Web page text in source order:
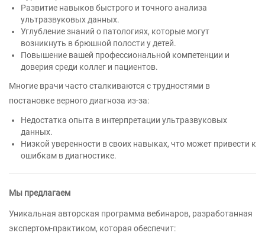
Развитие навыков быстрого и точного анализа
ультразвуковых данных.
Углубление знаний о патологиях, которые могут
возникнуть в брюшной полости у детей.
Повышение вашей профессиональной компетенции и
доверия среди коллег и пациентов.
Многие врачи часто сталкиваются с трудностями в
постановке верного диагноза из-за:
Недостатка опыта в интерпретации ультразвуковых
данных.
Низкой уверенности в своих навыках, что может привести к
ошибкам в диагностике.
Мы предлагаем
Уникальная авторская программа вебинаров, разработанная
экспертом-практиком, которая обеспечит: